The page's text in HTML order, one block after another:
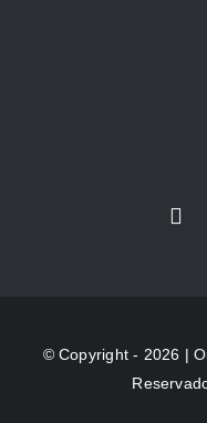
© Copyright - 2026 |